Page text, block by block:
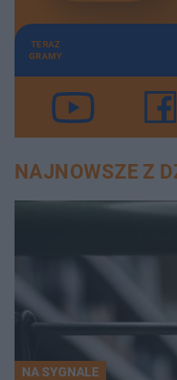
TERAZ
GRAMY
NAJNOWSZE Z
NA SYGNALE